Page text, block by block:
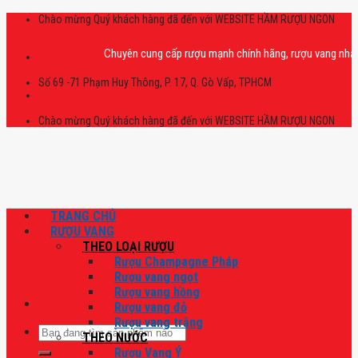
Skip
Chào mừng Quý khách hàng đã đến với WEBSITE HẦM RƯỢU NGON
Chuyên cung cấp rượu mạnh chính hãng, rượu vang nhập
Số 69 -71 Phạm Huy Thông, P. 17, Q. Gò Vấp, TPHCM
Chào mừng Quý khách hàng đã đến với WEBSITE HẦM RƯỢU NGON
Tìm
kiếm:
TRANG CHỦ
RƯỢU VANG
THEO LOẠI RƯỢU
Rượu Champagne Pháp
Rượu vang ngọt
Rượu vang hồng
Rượu vang đỏ
Rượu vang trắng
THEO NƯỚC
Rượu Vang Ý